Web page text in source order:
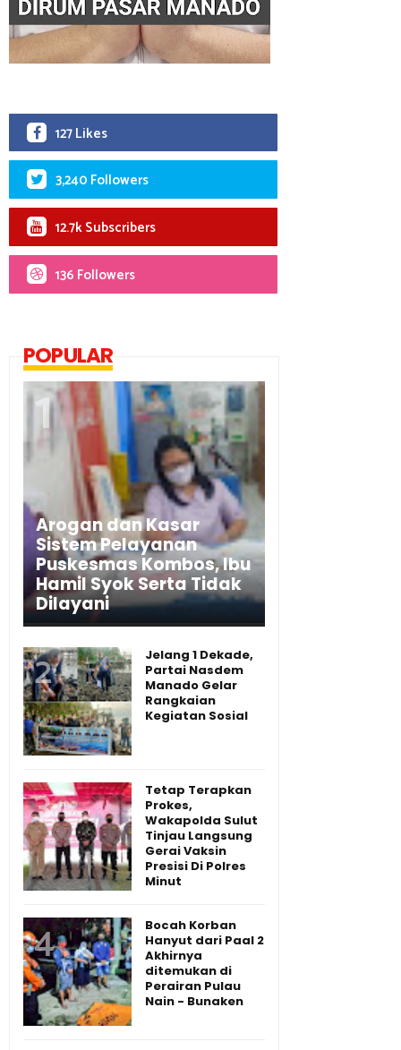
127 Likes
3,240 Followers
12.7k Subscribers
136 Followers
POPULAR
Arogan dan Kasar
Sistem Pelayanan
Puskesmas Kombos, Ibu
Hamil Syok Serta Tidak
Dilayani
Jelang 1 Dekade,
Partai Nasdem
Manado Gelar
Rangkaian
Kegiatan Sosial
Tetap Terapkan
Prokes,
Wakapolda Sulut
Tinjau Langsung
Gerai Vaksin
Presisi Di Polres
Minut
Bocah Korban
Hanyut dari Paal 2
Akhirnya
ditemukan di
Perairan Pulau
Nain - Bunaken